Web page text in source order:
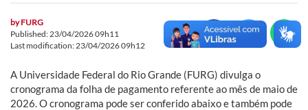
byFURG
Published: 23/04/2026 09h11
Last modification: 23/04/2026 09h12
A Universidade Federal do Rio Grande (FURG) divulga o
cronograma da folha de pagamento referente ao mês de maio de
2026. O cronograma pode ser conferido abaixo e também pode